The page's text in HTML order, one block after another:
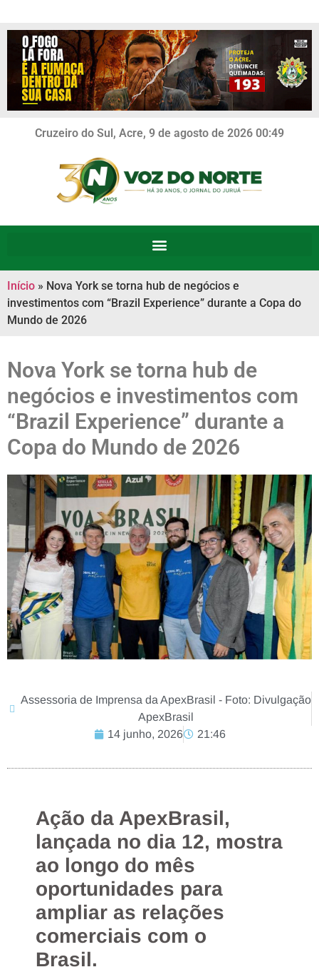
Cruzeiro do Sul, Acre, 9 de agosto de 2026 00:49
Início » Nova York se torna hub de negócios e
investimentos com “Brazil Experience” durante a Copa do
Mundo de 2026
Nova York se torna hub de
negócios e investimentos com
“Brazil Experience” durante a
Copa do Mundo de 2026
Assessoria de Imprensa da ApexBrasil - Foto: Divulgação
ApexBrasil
14 junho, 2026
21:46
Ação da ApexBrasil,
lançada no dia 12, mostra
ao longo do mês
oportunidades para
ampliar as relações
comerciais com o
Brasil.